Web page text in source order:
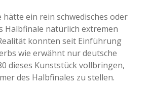
hätte ein rein schwedisches oder
Halbfinale natürlich extremen
konnten seit Einführung
wie erwähnt nur deutsche
dieses Kunststück vollbringen,
des Halbfinales zu stellen.